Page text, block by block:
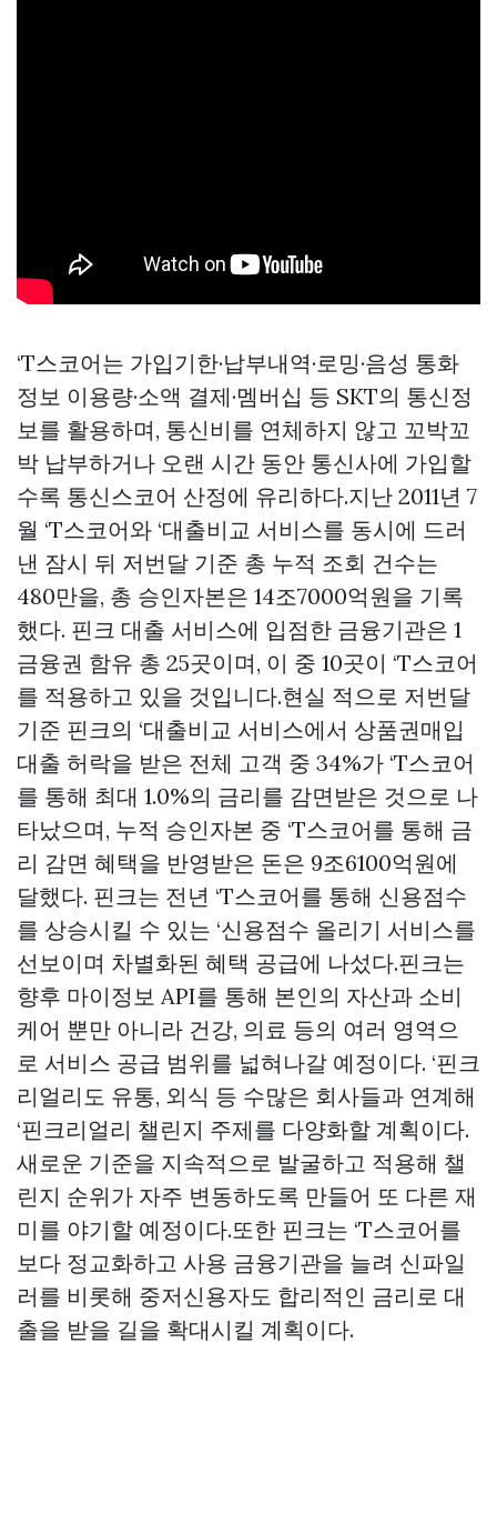
‘T스코어는 가입기한·납부내역·로밍·음성 통화
정보 이용량·소액 결제·멤버십 등 SKT의 통신정
보를 활용하며, 통신비를 연체하지 않고 꼬박꼬
박 납부하거나 오랜 시간 동안 통신사에 가입할
수록 통신스코어 산정에 유리하다.지난 2011년 7
월 ‘T스코어와 ‘대출비교 서비스를 동시에 드러
낸 잠시 뒤 저번달 기준 총 누적 조회 건수는
480만을, 총 승인자본은 14조7000억원을 기록
했다. 핀크 대출 서비스에 입점한 금융기관은 1
금융권 함유 총 25곳이며, 이 중 10곳이 ‘T스코어
를 적용하고 있을 것입니다.현실 적으로 저번달
기준 핀크의 ‘대출비교 서비스에서 상품권매입
대출 허락을 받은 전체 고객 중 34%가 ‘T스코어
를 통해 최대 1.0%의 금리를 감면받은 것으로 나
타났으며, 누적 승인자본 중 ‘T스코어를 통해 금
리 감면 혜택을 반영받은 돈은 9조6100억원에
달했다. 핀크는 전년 ‘T스코어를 통해 신용점수
를 상승시킬 수 있는 ‘신용점수 올리기 서비스를
선보이며 차별화된 혜택 공급에 나섰다.핀크는
향후 마이정보 API를 통해 본인의 자산과 소비
케어 뿐만 아니라 건강, 의료 등의 여러 영역으
로 서비스 공급 범위를 넓혀나갈 예정이다. ‘핀크
리얼리도 유통, 외식 등 수많은 회사들과 연계해
‘핀크리얼리 챌린지 주제를 다양화할 계획이다.
새로운 기준을 지속적으로 발굴하고 적용해 챌
린지 순위가 자주 변동하도록 만들어 또 다른 재
미를 야기할 예정이다.또한 핀크는 ‘T스코어를
보다 정교화하고 사용 금융기관을 늘려 신파일
러를 비롯해 중저신용자도 합리적인 금리로 대
출을 받을 길을 확대시킬 계획이다.